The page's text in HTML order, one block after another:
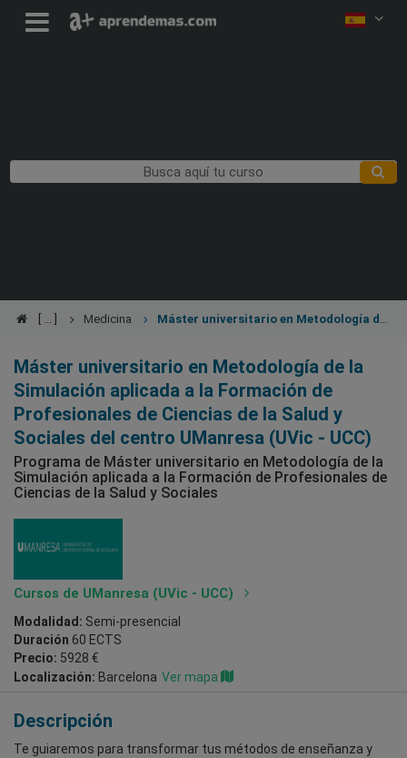
Medicina
Máster universitario en Metodología de la
Simulación aplicada a la Formación de
Profesionales de Ciencias de la Salud y
Sociales del centro UManresa (UVic - UCC)
Programa de Máster universitario en Metodología de la
Simulación aplicada a la Formación de Profesionales de
Ciencias de la Salud y Sociales
Cursos de UManresa (UVic - UCC)
Modalidad: Semi-presencial
Duración 60 ECTS
Precio: 5928 €
Localización: Barcelona Ver mapa
Descripción
Te guiaremos para transformar tus métodos de enseñanza y